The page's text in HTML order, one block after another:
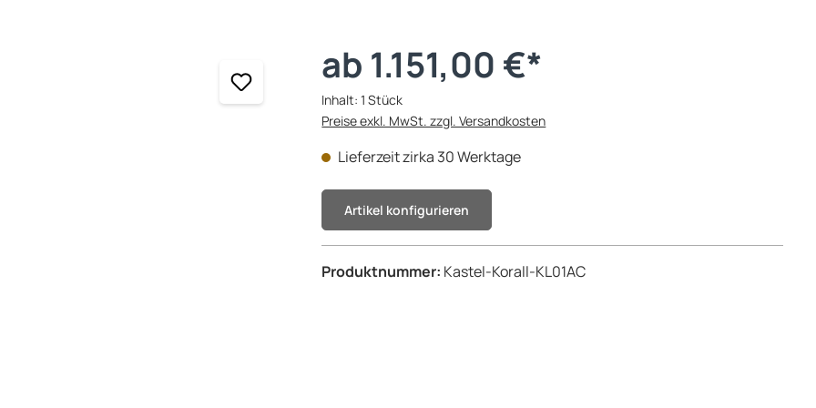
ab 1.151,00 €*
Inhalt:1 Stück
Preise exkl. MwSt. zzgl. Versandkosten
Lieferzeit zirka 30 Werktage
Artikel konfigurieren
Produktnummer: Kastel-Korall-KL01AC